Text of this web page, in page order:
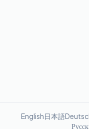
English日本語